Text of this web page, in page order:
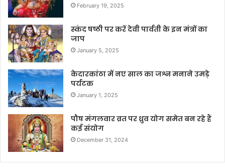
February 19, 2025
स्कंद षष्ठी पर करें देवी पार्वती के इन मंत्रों का
जाप
January 5, 2025
केदारकांठा में नए साल का जश्न मनाने उमड़े
पर्यटक
January 1, 2025
पौष मंगलवार व्रत पर ध्रुव योग समेत बन रहे हैं
कई संयोग
December 31, 2024